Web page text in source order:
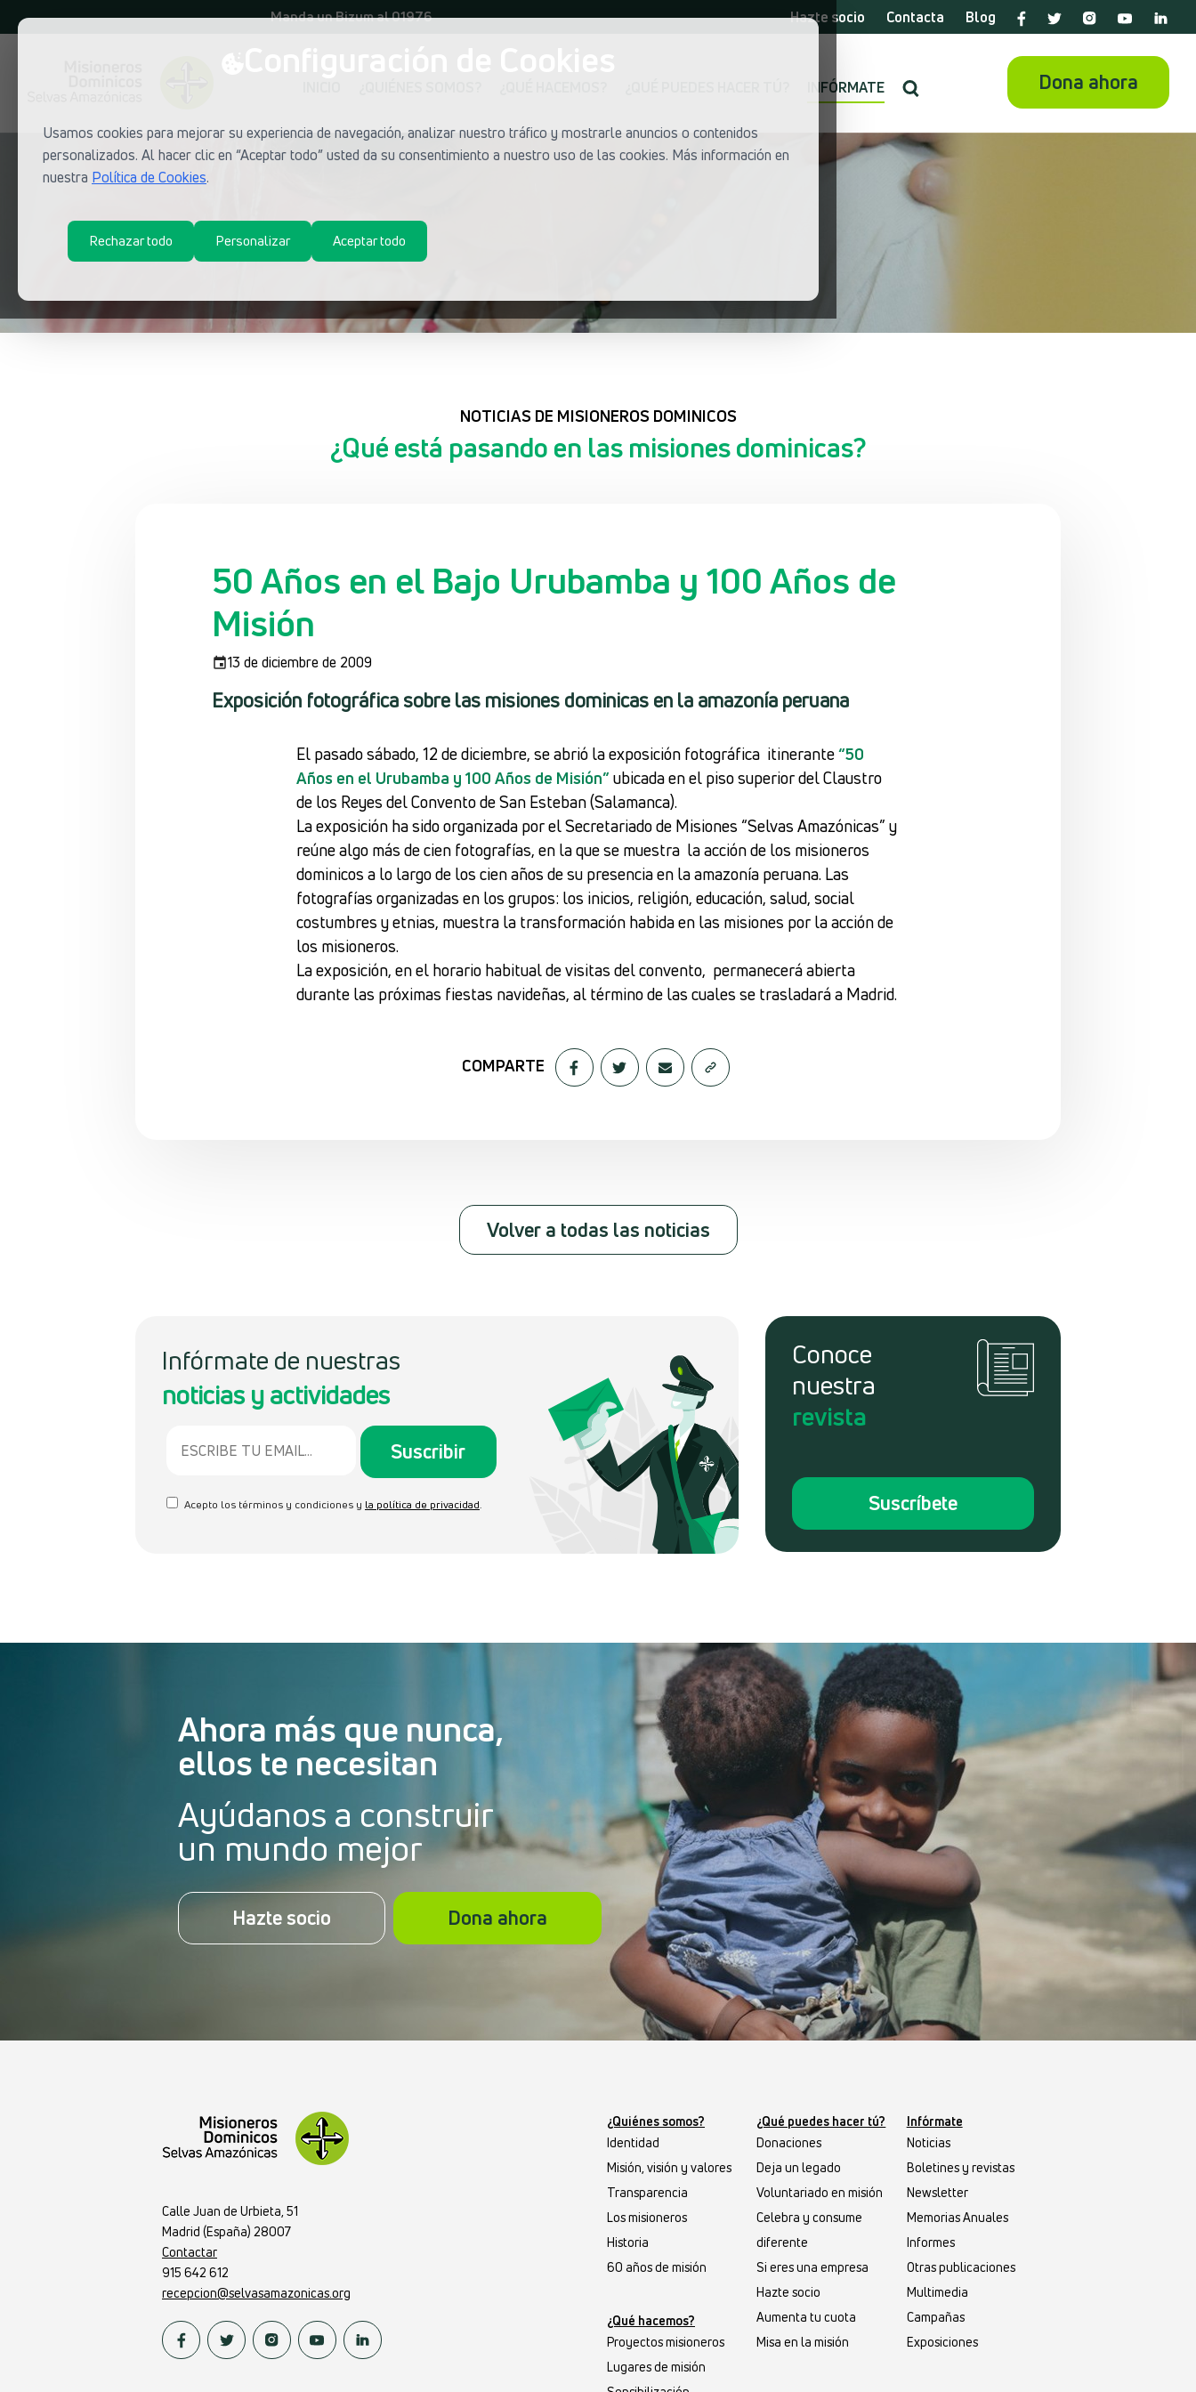
Usamos cookies para mejorar su experiencia de navegación, analizar nuestro tráfico y mostrarle anuncios o contenidos
personalizados. Al hacer clic en “Aceptar todo” usted da su consentimiento a nuestro uso de las cookies. Más información en
nuestra Política de Cookies.
Rechazar todo Personalizar Aceptar todo
Manda un Bizum al 01976 Hazte socio Contacta Blog
INFÓRMATE Dona ahora
NOTICIAS DE MISIONEROS DOMINICOS
¿Qué está pasando en las misiones dominicas?
50 Años en el Bajo Urubamba y 100 Años de
Misión
13 de diciembre de 2009
Exposición fotográfica sobre las misiones dominicas en la amazonía peruana
El pasado sábado, 12 de diciembre, se abrió la exposición fotográfica itinerante“50
Años en el Urubamba y 100 Años de Misión” ubicada en el piso superior del Claustro
de los Reyes del Convento de San Esteban (Salamanca).
La exposición ha sido organizada por el Secretariado de Misiones “Selvas Amazónicas” y
reúne algo más de cien fotografías, en la que se muestra la acción de los misioneros
dominicos a lo largo de los cien años de su presencia en la amazonía peruana. Las
fotografías organizadas en los grupos: los inicios, religión, educación, salud, social
costumbres y etnias, muestra la transformación habida en las misiones por la acción de
los misioneros.
La exposición, en el horario habitual de visitas del convento, permanecerá abierta
durante las próximas fiestas navideñas, al término de las cuales se trasladará a Madrid.
COMPARTE
Volver a todas las noticias
Infórmate de nuestras
noticias y actividades
Acepto los términos y condiciones y la política de privacidad.
Conoce
nuestra
revista
Suscríbete
Ahora más que nunca,
ellos te necesitan
Ayúdanos a construir
un mundo mejor
Hazte socio Dona ahora
Calle Juan de Urbieta, 51
Madrid (España) 28007
Contactar
915 642 612
recepcion@selvasamazonicas.org
¿Quiénes somos?
Identidad
Misión, visión y valores
Transparencia
Los misioneros
Historia
60 años de misión
¿Qué hacemos?
Proyectos misioneros
Lugares de misión
¿Qué puedes hacer tú?
Donaciones
Deja un legado
Voluntariado en misión
Celebra y consume
diferente
Si eres una empresa
Hazte socio
Aumenta tu cuota
Misa en la misión
Infórmate
Noticias
Boletines y revistas
Newsletter
Memorias Anuales
Informes
Otras publicaciones
Multimedia
Campañas
Exposiciones